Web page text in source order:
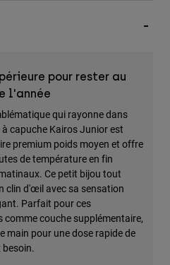
pour rester au
l'année
qui rayonne dans
capuche Kairos Junior est
premium poids moyen et offre
de température en fin
Ce petit bijou tout
clin d'œil avec sa sensation
Parfait pour ces
couche supplémentaire,
main pour une dose rapide de